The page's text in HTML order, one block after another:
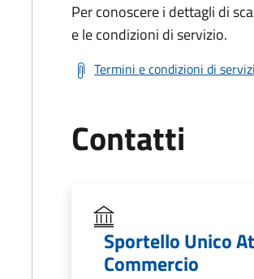
Per conoscere i dettagli di
e le condizioni di servizio.
Termini e condizioni di
Contatti
Sportello Unico
Commercio